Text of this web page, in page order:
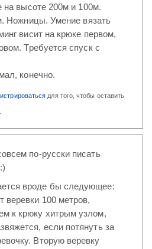
на высоте 200м и 100м.
Ножницы. Умение вязать
висит на крюке первом,
Требуется спуск с
конечно.
для того, чтобы оставить
по-русски писать
вроде бы следующее:
веревки 100 метров,
к крюку хитрым узлом,
если потянуть за
Вторую веревку